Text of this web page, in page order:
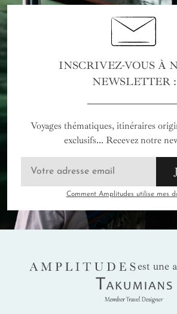
INSCRIVEZ-VOUS À
NEWSLETTER :
Voyages thématiques, itinéraires
exclusifs... Recevez notre
Comment Amplitudes utilise mes
AMPLITUDES
est une
Takumians